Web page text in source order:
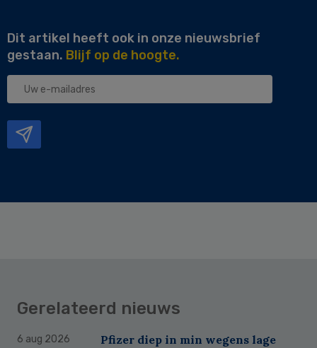
Dit artikel heeft ook in onze nieuwsbrief
gestaan. Blijf op de hoogte.
Uw
Gerelateerd nieuws
6 aug 2026
Pfizer diep in min wegens lage